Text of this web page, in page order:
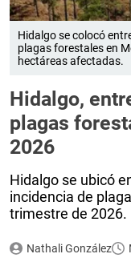
Hidalgo se colocó
plagas forestales en
hectáreas afectadas.
Hidalgo,
plagas
2026
Hidalgo se ubicó
incidencia de
trimestre de 2026.
Nathali González